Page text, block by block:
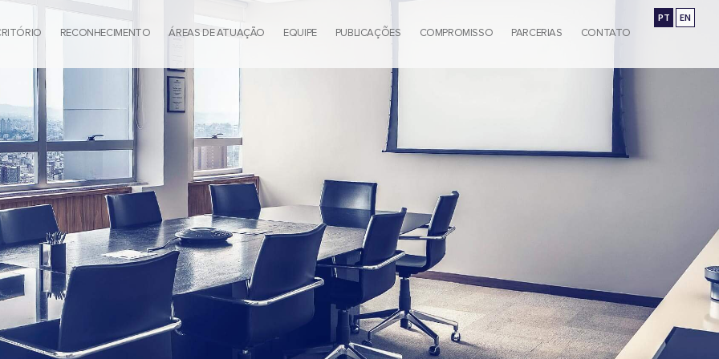
PT EN
RECONHECIMENTO ÁREAS DE ATUAÇÃO EQUIPE PUBLICAÇÕES COMPROMISSO PARCERIAS CONTATO